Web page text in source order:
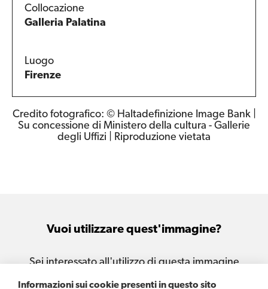
Informazioni sui cookie presenti in questo sito
Collocazione
Galleria Palatina
Luogo
Firenze
Credito fotografico: © Haltadefinizione Image Bank |
Su concessione di Ministero della cultura - Gallerie
degli Uffizi | Riproduzione vietata
Vuoi utilizzare quest'immagine?
Sei interessato all'utilizzo di questa immagine
per le tue attività e i tuoi progetti?